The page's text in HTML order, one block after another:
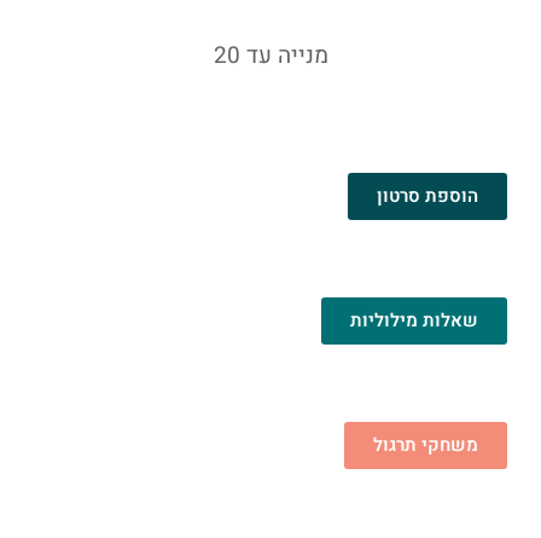
מנייה עד 20
הוספת סרטון
שאלות מילוליות
משחקי תרגול